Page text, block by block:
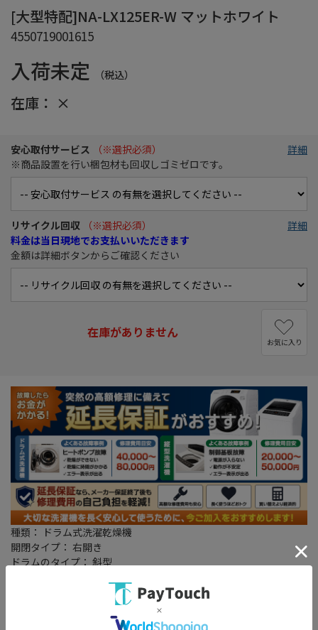
[大型特配]NA-LX125ER-W マットホワイト
4550719001615
入荷未定 （税込）
在庫： ×
安心取付サービス
（※選択必須）
※商品設置を行い梱包材も回収しゴミゼロです。
詳細
リサイクル回収
（※選択必須）
料金は当日現地でお支払いいただきます
金額は詳細ボタンからご確認ください
詳細
在庫がありません
お気に入り
種類： ドラム式洗濯乾燥機
開閉タイプ： 右開き
ドラムのタイプ： 斜型
標準使用水量(洗濯時)： 83L
騒音レベル(洗濯時/脱水時/乾燥時)： 32/41/46dB